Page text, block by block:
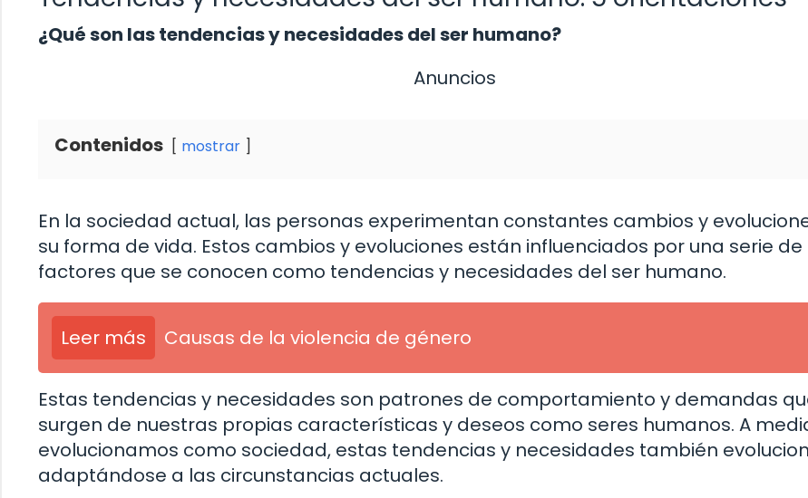
¿Qué son las tendencias y necesidades del ser humano?
Anuncios
Contenidos mostrar
En la sociedad actual, las personas experimentan constantes cambios y
su forma de vida. Estos cambios y evoluciones están influenciados por una serie de
factores que se conocen como tendencias y necesidades del ser humano.
Leer más Causas de la violencia de género
Estas tendencias y necesidades son patrones de comportamiento y demandas
surgen de nuestras propias características y deseos como seres humanos. A
evolucionamos como sociedad, estas tendencias y necesidades también
adaptándose a las circunstancias actuales.